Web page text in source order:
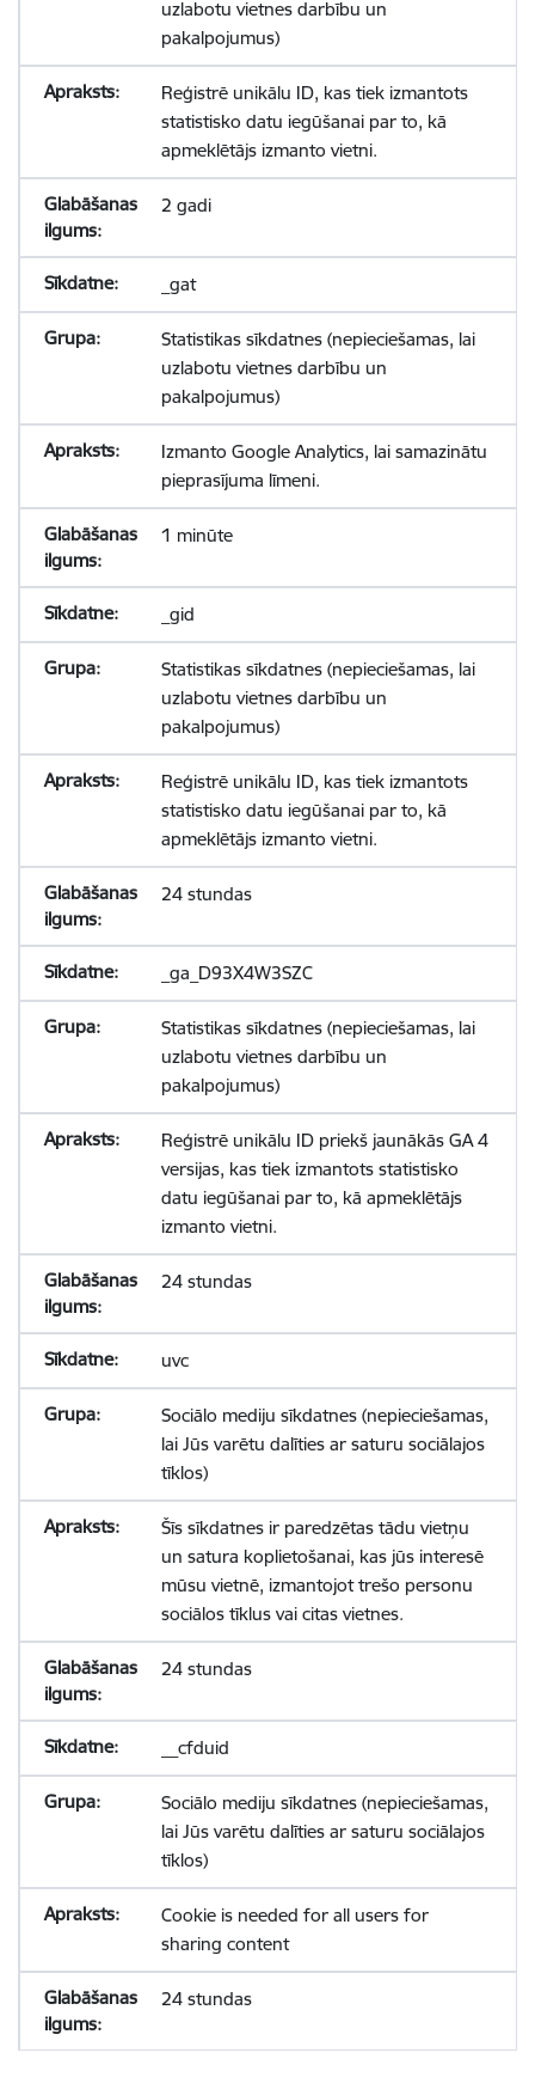
uzlabotu vietnes darbību un
pakalpojumus)
Reģistrē unikālu ID, kas tiek izmantots
statistisko datu iegūšanai par to, kā
apmeklētājs izmanto vietni.
2 gadi
_gat
Statistikas sīkdatnes (nepieciešamas, lai
uzlabotu vietnes darbību un
pakalpojumus)
Izmanto Google Analytics, lai samazinātu
pieprasījuma līmeni.
1 minūte
_gid
Statistikas sīkdatnes (nepieciešamas, lai
uzlabotu vietnes darbību un
pakalpojumus)
Reģistrē unikālu ID, kas tiek izmantots
statistisko datu iegūšanai par to, kā
apmeklētājs izmanto vietni.
24 stundas
_ga_D93X4W3SZC
Statistikas sīkdatnes (nepieciešamas, lai
uzlabotu vietnes darbību un
pakalpojumus)
Reģistrē unikālu ID priekš jaunākās GA 4
versijas, kas tiek izmantots statistisko
datu iegūšanai par to, kā apmeklētājs
izmanto vietni.
24 stundas
uvc
Sociālo mediju sīkdatnes (nepieciešamas,
lai Jūs varētu dalīties ar saturu sociālajos
tīklos)
Šīs sīkdatnes ir paredzētas tādu vietņu
un satura koplietošanai, kas jūs interesē
mūsu vietnē, izmantojot trešo personu
sociālos tīklus vai citas vietnes.
24 stundas
__cfduid
Sociālo mediju sīkdatnes (nepieciešamas,
lai Jūs varētu dalīties ar saturu sociālajos
tīklos)
Cookie is needed for all users for
sharing content
24 stundas